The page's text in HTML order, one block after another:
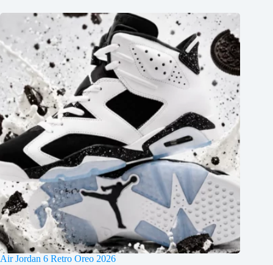
Air Jordan 6 Retro Oreo 2026